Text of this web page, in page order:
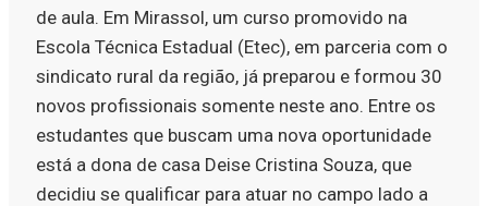
de aula. Em Mirassol, um curso promovido na
Escola Técnica Estadual (Etec), em parceria com o
sindicato rural da região, já preparou e formou 30
novos profissionais somente neste ano. Entre os
estudantes que buscam uma nova oportunidade
está a dona de casa Deise Cristina Souza, que
decidiu se qualificar para atuar no campo lado a